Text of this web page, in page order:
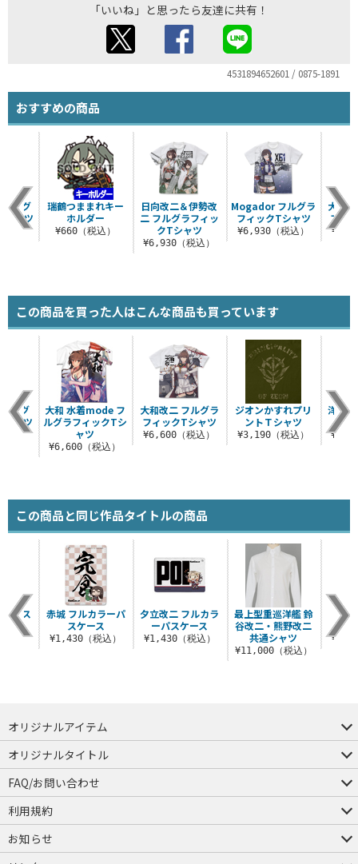
「いいね」と思ったら友達に共有！
4531894652601 / 0875-1891
おすすめの商品
日向改二＆伊勢改
二 フルグラフィッ
クTシャツ
¥6,930（税込）
Mogador フルグラ
フィックTシャツ
¥6,930（税込）
大和
フィ
ルグ
シャツ
込）
瑞鶴つままれキー
ホルダー
¥660（税込）
この商品を買った人はこんな商品も買っています
大和改二 フルグラ
フィックTシャツ
¥6,600（税込）
ジオンかすれプリ
ントＴシャツ
¥3,190（税込）
洋上
マ
ッグ
シャツ
込）
大和 水着mode フ
ルグラフィックTシ
ャツ
¥6,600（税込）
この商品と同じ作品タイトルの商品
夕立改二 フルカラ
ーパスケース
¥1,430（税込）
最上型重巡洋艦 鈴
谷改二・熊野改二
共通シャツ
¥11,000（税込）
レン
パス
込）
赤城 フルカラーパ
スケース
¥1,430（税込）
オリジナルアイテム
つままれ
つかまれ
ピョコッテ
オリジナルタイトル
アイテムヤ
ミスカトニック大學購買部
FAQ/お問い合わせ
FAQ
お問い合わせ
利用規約
会員規約・ポイント規約
特定商取引法に関する表示
プライバシーポリシー
お知らせ
店舗情報
採用情報
発売日変更のお知らせ
販売代理店・取扱店募集
海外のご案内（English）